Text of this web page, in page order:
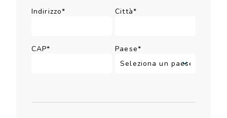
Indirizzo* Città*
CAP* Paese*